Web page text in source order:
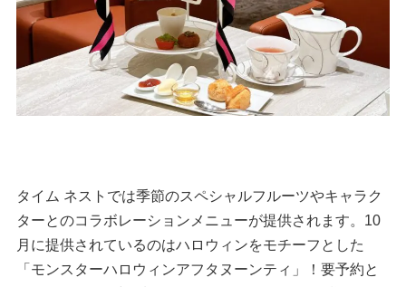
タイム ネストでは季節のスペシャルフルーツやキャラク
ターとのコラボレーションメニューが提供されます。10
月に提供されているのはハロウィンをモチーフとした
「モンスターハロウィンアフタヌーンティ」！要予約と